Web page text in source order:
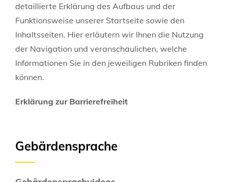
detaillierte Erklärung des Aufbaus und der
Funktionsweise unserer Startseite sowie den
Inhaltsseiten. Hier erläutern wir Ihnen die Nutzung
der Navigation und veranschaulichen, welche
Informationen Sie in den jeweiligen Rubriken finden
können.
Erklärung zur Barrierefreiheit
Gebärdensprache